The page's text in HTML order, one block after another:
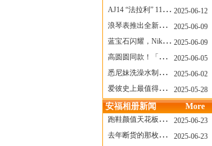
AJ14 “法拉利” 11年后回归，红色超跑气场全开
2025-06-12
浪琴表推出全新先行者系列祖鲁时间1925腕表
2025-06-09
蓝宝石闪耀，Nike Air Max DN8 华丽变身
2025-06-09
高圆圆同款！「赤足New Balance」新联名曝光，铺货了
2025-06-05
悉尼妹洗澡水制成肥皂开启售卖！男粉：这肥皂能吃吗？
2025-06-02
爱彼史上最值得看的大展！揭秘150年传奇制表背后
2025-05-28
安福相册新闻 More
跑鞋颜值天花板？日常也能帅一脸
2025-06-23
去年断货的那枚表， CASIO指环表又要发售了
2025-06-23